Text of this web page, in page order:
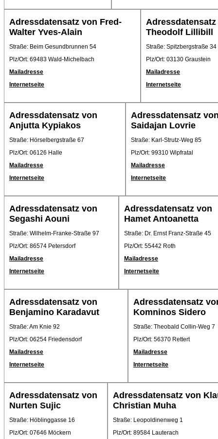
Adressdatensatz von Fred-
Walter Yves-Alain
Straße: Beim Gesundbrunnen 54
Plz/Ort: 69483 Wald-Michelbach
Mailadresse
Internetseite
Theodolf Lillibill
Straße: Spitzbergstraße 34
Plz/Ort: 03130 Graustein
Mailadresse
Internetseite
Adressdatensatz von
Anjutta Kypiakos
Straße: Hörselbergstraße 67
Plz/Ort: 06126 Halle
Mailadresse
Internetseite
Adressdatensatz
Saidajan Lovrie
Straße: Karl-Strutz-Weg 85
Plz/Ort: 99310 Wipfratal
Mailadresse
Internetseite
Adressdatensatz von
Segashi Aouni
Straße: Wilhelm-Franke-Straße 97
Plz/Ort: 86574 Petersdorf
Mailadresse
Internetseite
Adressdatensatz von
Hamet Antoanetta
Straße: Dr. Ernst Franz-Straße 45
Plz/Ort: 55442 Roth
Mailadresse
Internetseite
Adressdatensatz von
Benjamino Karadavut
Straße: Am Knie 92
Plz/Ort: 06254 Friedensdorf
Mailadresse
Internetseite
Adressdatensatz
Komninos Sidero
Straße: Theobald Collin-Weg 7
Plz/Ort: 56370 Rettert
Mailadresse
Internetseite
Adressdatensatz von
Nurten Sujic
Straße: Höblinggasse 16
Plz/Ort: 07646 Möckern
Adressdatensatz von
Christian Muha
Straße: Leopoldinenweg 1
Plz/Ort: 89584 Lauterach